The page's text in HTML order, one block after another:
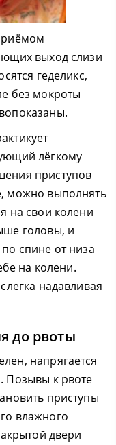
выход слизи
геделикс,
без мокроты
лёгкому
приступов
можно выполнять
на свои колени
головы, и
спине от низа
на колени.
надавливая
до рвоты
напрягается
Позывы к рвоте
приступы
влажного
двери